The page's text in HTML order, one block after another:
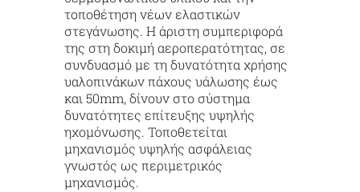
τοποθέτηση νέων ελαστικών
στεγάνωσης. Η άριστη συμπεριφορά
της στη δοκιμή αεροπερατότητας, σε
συνδυασμό με τη δυνατότητα χρήσης
υαλοπινάκων πάχους υάλωσης έως
και 50mm, δίνουν στο σύστημα
δυνατότητες επίτευξης υψηλής
ηχομόνωσης. Τοποθετείται
μηχανισμός υψηλής ασφάλειας
γνωστός ως περιμετρικός
μηχανισμός.